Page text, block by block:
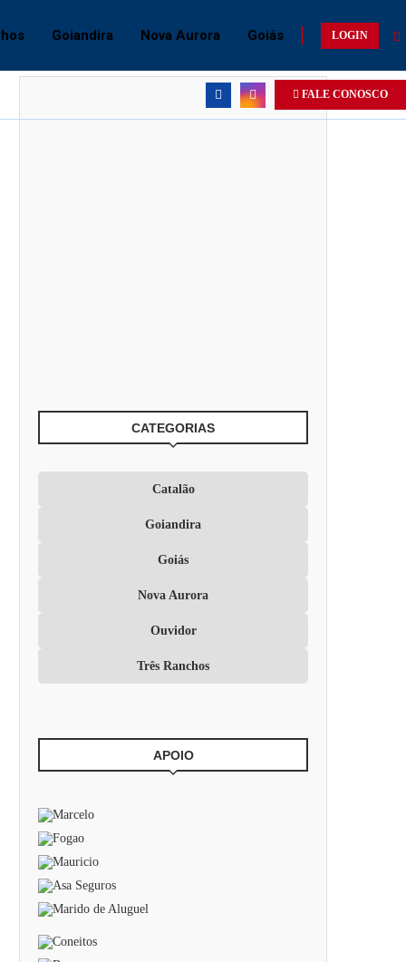
Goiandira Nova Aurora Goiás LOGIN
FALE CONOSCO
CATEGORIAS
Catalão
Goiandira
Goiás
Nova Aurora
Ouvidor
Três Ranchos
APOIO